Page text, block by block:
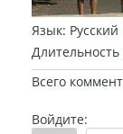
Язык: Русский
Всего
Войдите: